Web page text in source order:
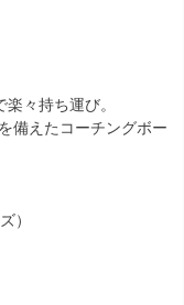
々持ち運び。
備えたコーチングボー
）